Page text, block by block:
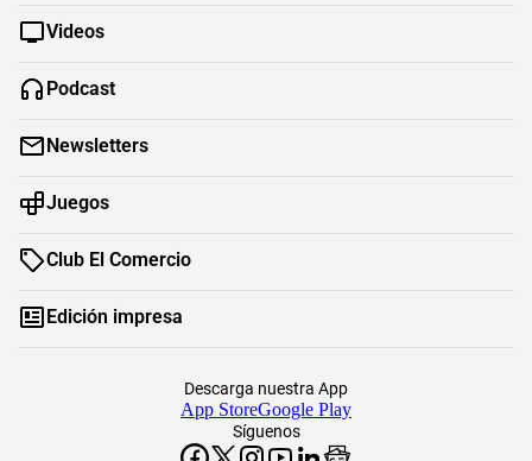
Videos
Podcast
Newsletters
Juegos
Club El Comercio
Edición impresa
Síguenos
Descarga nuestra App
App StoreGoogle Play